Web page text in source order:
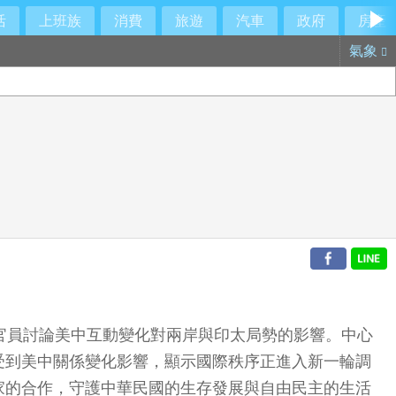
上班族 消費 旅遊 汽車 政府
房產
氣象
討論美中互動變化對兩岸與印太局勢的影響。中心
美中關係變化影響，顯示國際秩序正進入新一輪調
合作，守護中華民國的生存發展與自由民主的生活